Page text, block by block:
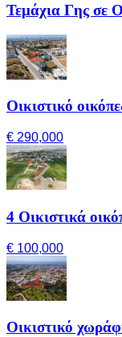
Τεμάχια Γης σε
Οικιστικό
€ 290,000
4 Οικιστικά
€ 100,000
Οικιστικό